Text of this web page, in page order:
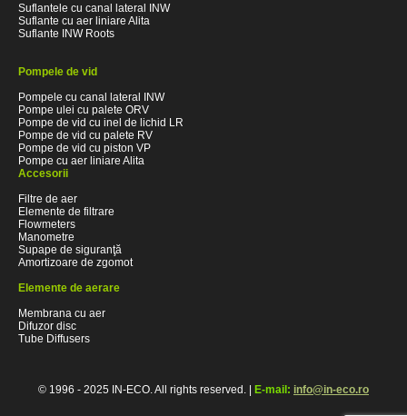
Suflantele cu canal lateral INW
Suflante cu aer liniare Alita
Suflante INW Roots
Pompele de vid
Pompele cu canal lateral INW
Pompe ulei cu palete ORV
Pompe de vid cu inel de lichid LR
Pompe de vid cu palete RV
Pompe de vid cu piston VP
Pompe cu aer liniare Alita
Accesorii
Filtre de aer
Elemente de filtrare
Flowmeters
Manometre
Supape de siguranţă
Amortizoare de zgomot
Elemente de aerare
Membrana cu aer
Difuzor disc
Tube Diffusers
© 1996 - 2025 IN-ECO. All rights reserved. | E-mail: info@in-eco.ro